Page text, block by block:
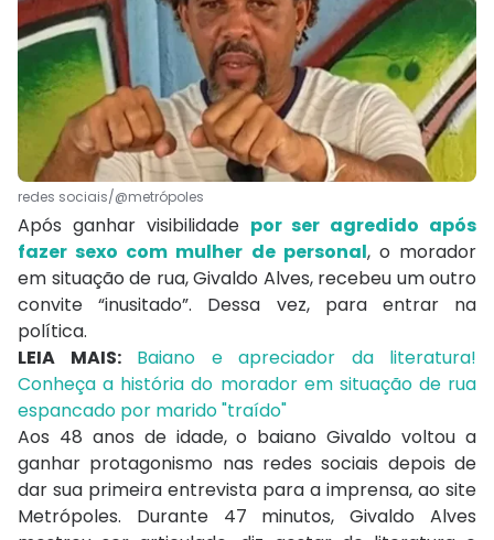
redes sociais/@metrópoles
Após ganhar visibilidade por ser agredido após
fazer sexo com mulher de personal, o morador
em situação de rua, Givaldo Alves, recebeu um outro
convite “inusitado”. Dessa vez, para entrar na
política.
LEIA MAIS:Baiano e apreciador da literatura!
Conheça a história do morador em situação de rua
espancado por marido "traído"
Aos 48 anos de idade, o baiano Givaldo voltou a
ganhar protagonismo nas redes sociais depois de
dar sua primeira entrevista para a imprensa, ao site
Metrópoles. Durante 47 minutos, Givaldo Alves